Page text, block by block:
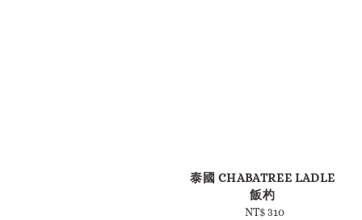
泰國 CHABATREE LADLE
飯杓
Regular
NT$ 310